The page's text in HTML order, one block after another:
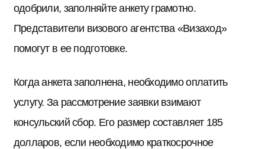
одобрили, заполняйте анкету грамотно.
Представители визового агентства «Визаход»
помогут в ее подготовке.
Когда анкета заполнена, необходимо оплатить
услугу. За рассмотрение заявки взимают
консульский сбор. Его размер составляет 185
долларов, если необходимо краткосрочное